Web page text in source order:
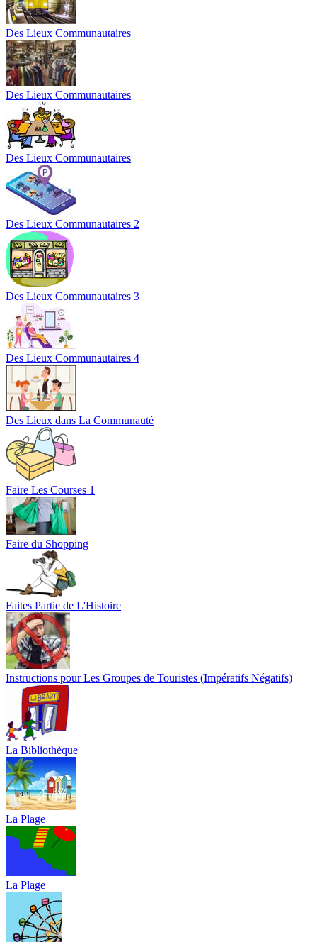
Des Lieux Communautaires
Des Lieux Communautaires
Des Lieux Communautaires
Des Lieux Communautaires 2
Des Lieux Communautaires 3
Des Lieux Communautaires 4
Des Lieux dans La Communauté
Faire Les Courses 1
Faire du Shopping
Faites Partie de L'Histoire
Instructions pour Les Groupes de Touristes (Impératifs Négatifs)
La Bibliothèque
La Plage
La Plage